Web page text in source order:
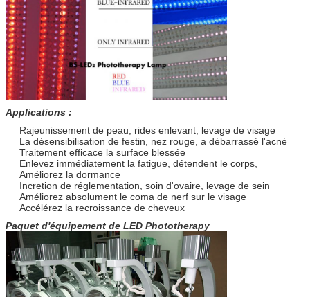
Applications :
Rajeunissement de peau, rides enlevant, levage de visage
La désensibilisation de festin, nez rouge, a débarrassé l'acné
Traitement efficace la surface blessée
Enlevez immédiatement la fatigue, détendent le corps,
Améliorez la dormance
Incretion de réglementation, soin d'ovaire, levage de sein
Améliorez absolument le coma de nerf sur le visage
Accélérez la recroissance de cheveux
Paquet d'équipement de LED Phototherapy